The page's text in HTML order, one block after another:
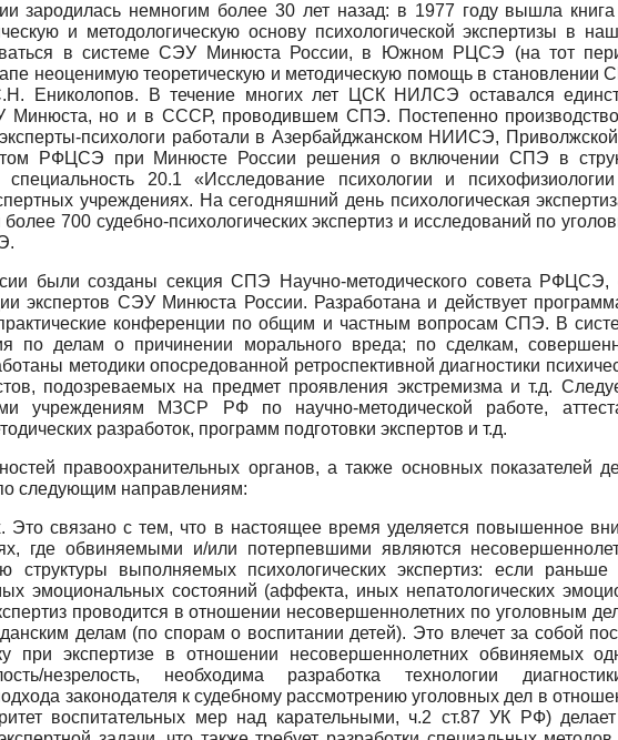
зародилась немногим более 30 лет назад: в 1977 году вышла
и методологическую основу психологической экспертизы в
в системе СЭУ Минюста России, в Южном РЦСЭ (на тот
неоценимую теоретическую и методическую помощь в
Ениколопов. В течение многих лет ЦСК НИЛСЭ оставался
Минюста, но и в СССР, проводившем СПЭ. Постепенно
психологи работали в Азербайджанском НИИСЭ,
РФЦСЭ при Минюсте России решения о включении СПЭ в
20.1 «Исследование психологии и
учреждениях. На сегодняшний день психологическая
700 судебно-психологических экспертиз и исследований по
были созданы секция СПЭ Научно-методического совета РФЦСЭ,
экспертов СЭУ Минюста России. Разработана и действует
конференции по общим и частным вопросам СПЭ. В
по делам о причинении морального вреда; по сделкам,
методики опосредованной ретроспективной диагностики
подозреваемых на предмет проявления экстремизма и т.д.
учреждениям МЗСР РФ по научно-методической работе,
разработок, программ подготовки экспертов и т.д.
правоохранительных органов, а также основных показателей
следующим направлениям:
Это связано с тем, что в настоящее время уделяется повышенное
где обвиняемыми и/или потерпевшими являются
структуры выполняемых психологических экспертиз: если раньше
эмоциональных состояний (аффекта, иных непатологических
проводится в отношении несовершеннолетних по уголовным
делам (по спорам о воспитании детей). Это влечет за собой
при экспертизе в отношении несовершеннолетних обвиняемых
незрелость, необходима разработка технологии
законодателя к судебному рассмотрению уголовных дел в
воспитательных мер над карательными, ч.2 ст.87 УК РФ)